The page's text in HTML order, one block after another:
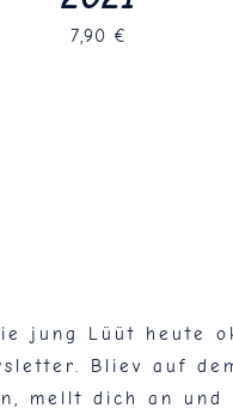
7,90 €
jung Lüüt heute
Bliev auf
mellt dich an und